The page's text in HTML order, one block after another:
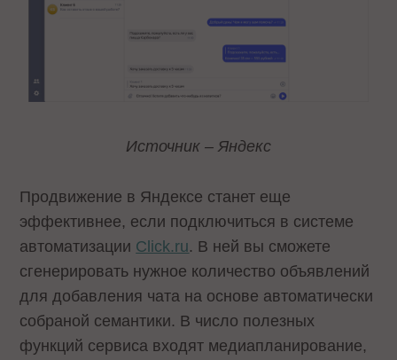
Источник – Яндекс
Продвижение в Яндексе станет еще
эффективнее, если подключиться в системе
автоматизации Click.ru. В ней вы сможете
сгенерировать нужное количество объявлений
для добавления чата на основе автоматически
собраной семантики. В число полезных
функций сервиса входят медиапланирование,